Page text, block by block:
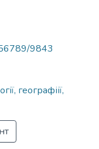
9843
географіії,